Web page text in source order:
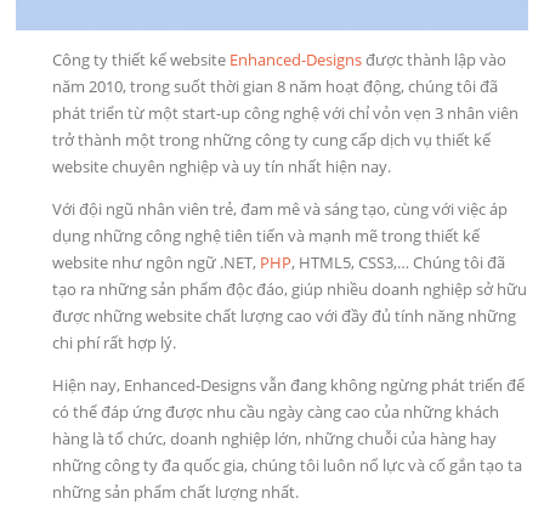
Công ty thiết kế website Enhanced-Designsđược thành lập vào
năm 2010, trong suốt thời gian 8 năm hoạt động, chúng tôi đã
phát triển từ một start-up công nghệ với chỉ vỏn vẹn 3 nhân viên
trở thành một trong những công ty cung cấp dịch vụ thiết kế
website chuyên nghiệp và uy tín nhất hiện nay.
Với đội ngũ nhân viên trẻ, đam mê và sáng tạo, cùng với việc áp
dụng những công nghệ tiên tiến và mạnh mẽ trong thiết kế
website như ngôn ngữ .NET, PHP, HTML5, CSS3,… Chúng tôi đã
tạo ra những sản phẩm độc đáo, giúp nhiều doanh nghiệp sở hữu
được những website chất lượng cao với đầy đủ tính năng những
chi phí rất hợp lý.
Hiện nay, Enhanced-Designs vẫn đang không ngừng phát triển để
có thể đáp ứng được nhu cầu ngày càng cao của những khách
hàng là tổ chức, doanh nghiệp lớn, những chuỗi của hàng hay
những công ty đa quốc gia, chúng tôi luôn nổ lực và cố gắn tạo ta
những sản phẩm chất lượng nhất.